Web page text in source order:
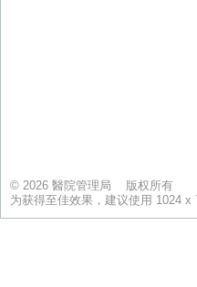
© 2026 醫院管理局 版权所有
为获得至佳效果，建议使用 1024 x